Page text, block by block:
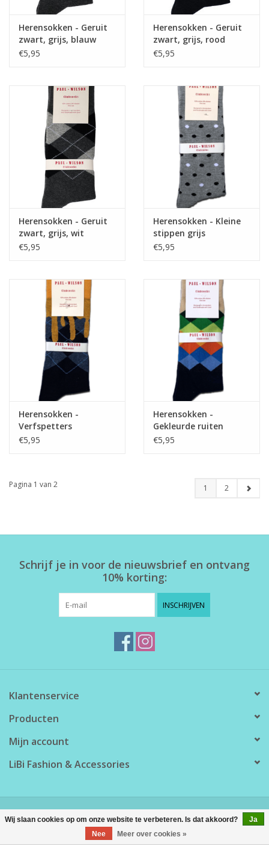
Herensokken - Geruit
zwart, grijs, blauw
€5,95
Herensokken - Geruit
zwart, grijs, rood
€5,95
Herensokken - Geruit
zwart, grijs, wit
€5,95
Herensokken - Kleine
stippen grijs
€5,95
Herensokken -
Verfspetters
€5,95
Herensokken -
Gekleurde ruiten
€5,95
Pagina 1 van 2 1 2
Schrijf je in voor de nieuwsbrief en ontvang
10% korting:
INSCHRIJVEN
Klantenservice
Producten
Mijn account
LiBi Fashion & Accessories
Lightspeed
Wij slaan cookies op om onze website te verbeteren. Is dat akkoord?
Ja
Nee
Meer over cookies »